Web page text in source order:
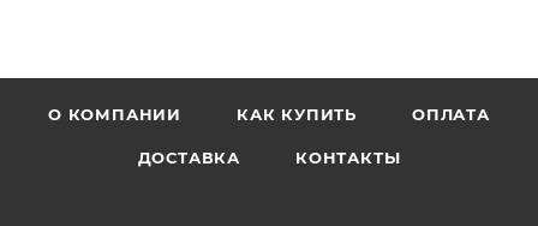
О КОМПАНИИ КАК КУПИТЬ ОПЛАТА
ДОСТАВКА КОНТАКТЫ